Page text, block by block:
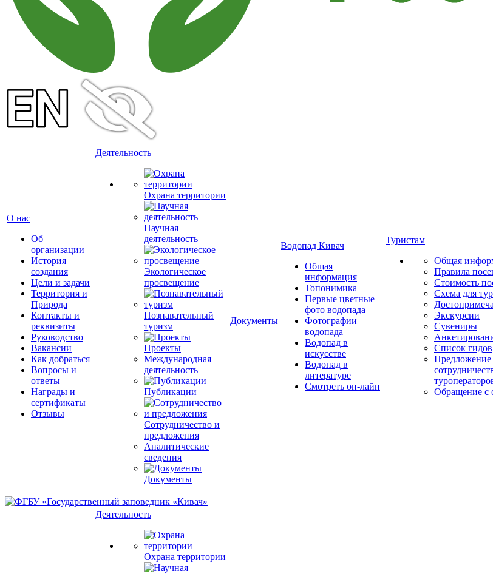
О нас
Об
организации
История
создания
Цели и задачи
Территория и
Природа
Контакты и
реквизиты
Руководство
Вакансии
Как добраться
Вопросы и
ответы
Награды и
сертификаты
Отзывы
Деятельность
Охрана территории
Научная
деятельность
Экологическое
просвещение
Познавательный
туризм
Проекты
Международная
деятельность
Публикации
Сотрудничество и
предложения
Аналитические
сведения
Документы
Документы
Водопад Кивач
Общая
информация
Топонимика
Первые цветные
фото водопада
Фотографии
водопада
Водопад в
искусстве
Водопад в
литературе
Смотреть он-лайн
Туристам
Общая
Правила
Стоимость
Схема для
Экскурсии
Сувениры
Список гидов
Предложение
Обращение с
Деятельность
Охрана территории